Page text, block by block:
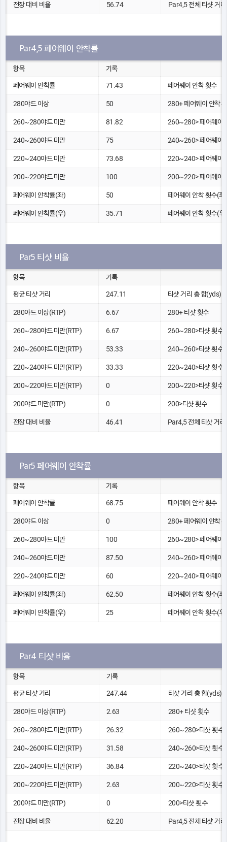
전장 대비 비율 56.74 Par4,5 전체 티샷 거
Par4,5 페어웨이 안착률
항목 기록
페어웨이 안착률 71.43 페어웨이 안착 횟수
280야드 이상 50 280+ 페어웨이 안착
260~280야드 미만 81.82 260~280> 페어웨이
240~260야드 미만 75 240~260> 페어웨이
220~240야드 미만 73.68 220~240> 페어웨이
200~220야드 미만 100 200~220> 페어웨이
페어웨이 안착률(좌) 50 페어웨이 안착 횟수(좌)
페어웨이 안착률(우) 35.71 페어웨이 안착 횟수(우)
Par5 티샷 비율
항목 기록
평균 티샷 거리 247.11 티샷 거리 총 합(yds)
280야드 이상(RTP) 6.67 280+ 티샷 횟수
260~280야드 미만(RTP) 6.67 260~280>티샷 횟수
240~260야드 미만(RTP) 53.33 240~260>티샷 횟수
220~240야드 미만(RTP) 33.33 220~240>티샷 횟수
200~220야드 미만(RTP) 0 200~220>티샷 횟수
200야드 미만(RTP) 0 200>티샷 횟수
전장 대비 비율 46.41 Par4,5 전체 티샷 거
Par5 페어웨이 안착률
항목 기록
페어웨이 안착률 68.75 페어웨이 안착 횟수
280야드 이상 0 280+ 페어웨이 안착
260~280야드 미만 100 260~280> 페어웨이
240~260야드 미만 87.50 240~260> 페어웨이
220~240야드 미만 60 220~240> 페어웨이
페어웨이 안착률(좌) 62.50 페어웨이 안착 횟수(좌)
페어웨이 안착률(우) 25 페어웨이 안착 횟수(우)
Par4 티샷 비율
항목 기록
평균 티샷 거리 247.44 티샷 거리 총 합(yds)
280야드 이상(RTP) 2.63 280+ 티샷 횟수
260~280야드 미만(RTP) 26.32 260~280>티샷 횟수
240~260야드 미만(RTP) 31.58 240~260>티샷 횟수
220~240야드 미만(RTP) 36.84 220~240>티샷 횟수
200~220야드 미만(RTP) 2.63 200~220>티샷 횟수
200야드 미만(RTP) 0 200>티샷 횟수
전장 대비 비율 62.20 Par4,5 전체 티샷 거